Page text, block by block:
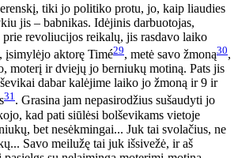
tiki jo politiko protu, jo, kaip liaudies
jis – babnikas. Idėjinis darbuotojas,
prie revoliucijos reikalų, jis rasdavo laiko
įsimylėjo aktorę Timé29, metė savo žmoną30,
moterį ir dviejų jo berniukų motiną. Pats jis
dabar kalėjime laiko jo žmoną ir 9 ir
31. Grasina jam nepasirodžius sušaudyti jo
kad pati siūlėsi bolševikams vietoje
bet nesėkmingai... Juk tai svolačius, ne
Savo meilužę tai juk išsivežė, ir aš